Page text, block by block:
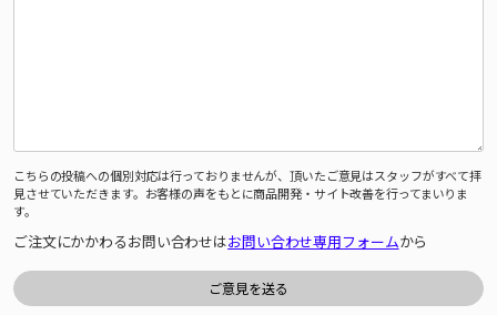
こちらの投稿への個別対応は行っておりませんが、頂いたご意見はスタッフがすべて拝
見させていただきます。お客様の声をもとに商品開発・サイト改善を行ってまいりま
す。
ご注文にかかわるお問い合わせはお問い合わせ専用フォームから